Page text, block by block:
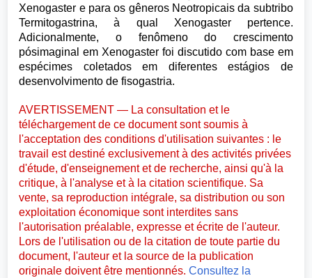
Xenogaster e para os gêneros Neotropicais da subtribo
Termitogastrina, à qual Xenogaster pertence.
Adicionalmente, o fenômeno do crescimento
pósimaginal em Xenogaster foi discutido com base em
espécimes coletados em diferentes estágios de
desenvolvimento de fisogastria.
AVERTISSEMENT — La consultation et le
téléchargement de ce document sont soumis à
l'acceptation des conditions d'utilisation suivantes : le
travail est destiné exclusivement à des activités privées
d'étude, d'enseignement et de recherche, ainsi qu'à la
critique, à l'analyse et à la citation scientifique. Sa
vente, sa reproduction intégrale, sa distribution ou son
exploitation économique sont interdites sans
l'autorisation préalable, expresse et écrite de l'auteur.
Lors de l'utilisation ou de la citation de toute partie du
document, l'auteur et la source de la publication
originale doivent être mentionnés.Consultez la